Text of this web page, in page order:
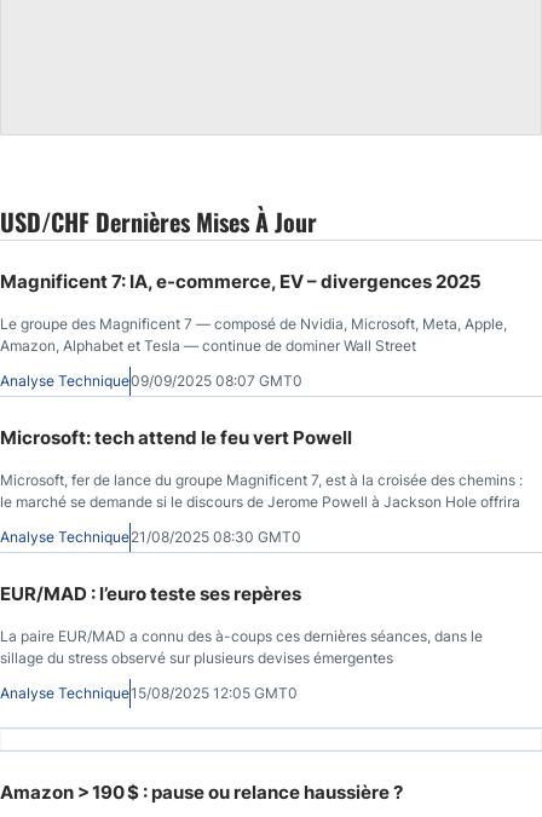
Indices
USD/CHF Dernières Mises À Jour
Magnificent 7: IA, e-commerce, EV – divergences 2025
Le groupe des Magnificent 7 — composé de Nvidia, Microsoft, Meta, Apple,
Amazon, Alphabet et Tesla — continue de dominer Wall Street
Analyse Technique09/09/2025 08:07 GMT0
Microsoft: tech attend le feu vert Powell
Microsoft, fer de lance du groupe Magnificent 7, est à la croisée des chemins :
le marché se demande si le discours de Jerome Powell à Jackson Hole offrira
Analyse Technique21/08/2025 08:30 GMT0
EUR/MAD : l’euro teste ses repères
La paire EUR/MAD a connu des à-coups ces dernières séances, dans le
sillage du stress observé sur plusieurs devises émergentes
Analyse Technique15/08/2025 12:05 GMT0
Amazon > 190 $ : pause ou relance haussière ?